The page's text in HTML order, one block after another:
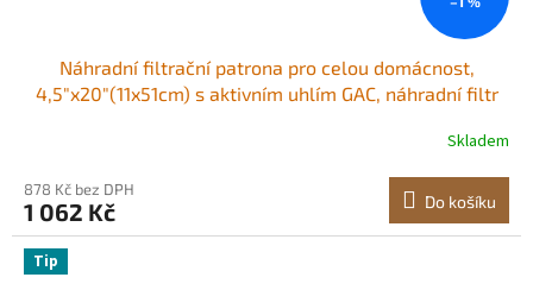
Náhradní filtrační patrona pro celou domácnost,
4,5"x20"(11x51cm) s aktivním uhlím GAC, náhradní filtr
Skladem
878 Kč bez DPH
1 062 Kč Do košíku
Tip